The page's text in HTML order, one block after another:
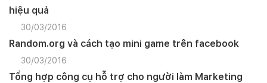
hiệu quả
30/03/2016
Random.org và cách tạo mini game trên facebook
30/03/2016
Tổng hợp công cụ hỗ trợ cho người làm Marketing